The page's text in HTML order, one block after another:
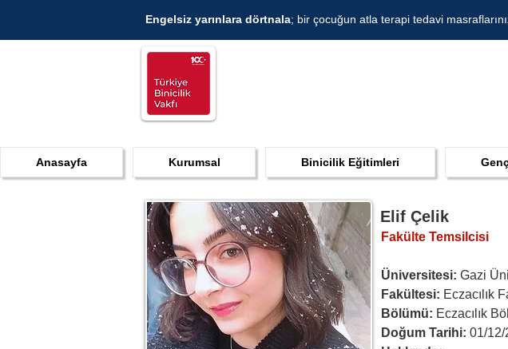
Engelsiz yarınlara dörtnala; bir çocuğun atla terapi tedavi
Anasayfa Kurumsal Binicilik Eğitimleri
Elif Çelik
Fakülte Temsilcisi
Üniversitesi: Gazi
Fakültesi: Eczacılık
Bölümü: Eczacılık
Doğum Tarihi: 01/12/